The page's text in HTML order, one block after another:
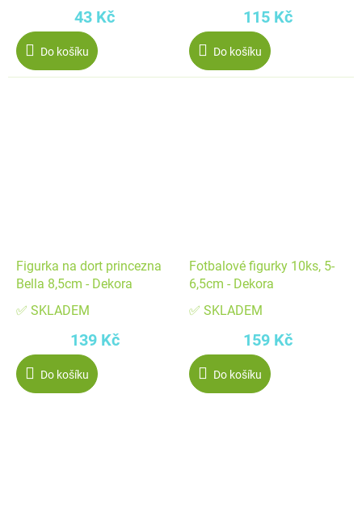
43 Kč
Do košíku
115 Kč
Do košíku
Figurka na dort princezna
Bella 8,5cm - Dekora
✅ SKLADEM
139 Kč
Do košíku
Fotbalové figurky 10ks, 5-
6,5cm - Dekora
✅ SKLADEM
159 Kč
Do košíku